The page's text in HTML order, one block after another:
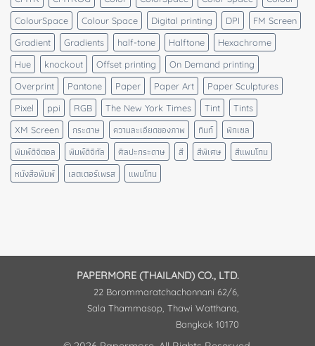
ColourSpace
Colour Space Digital printing DPI
FM Screen
Gradient
Gradients half-tone Halftone
Hexachrome
Hue
knockout Offset printing
On Demand printing
Overprint
Pantone Paper Paper Art
Paper Sculptures
Pixel
ppi RGB The New York Times Tint
Tints
XM Screen
กระดาษ ความละเอียดของภาพ ทินท์
พิกเซล
พิมพ์ดิจิตอล
พิมพ์ดิจิทัล ศิลปะกระดาษ สี สีพิเศษ
สีแพนโทน
หนังสือพิมพ์
เลตเตอร์เพรส แพนโทน
PAPERMORE (THAILAND) CO., LTD.
22 Borommaratchachonnani 62/6,
Sala Thammasop, Thawi Watthana,
Bangkok 10170